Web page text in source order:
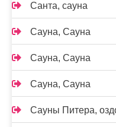
Санта, сауна
Сауна, Сауна
Сауна, Сауна
Сауна, Сауна
Сауны Питера,